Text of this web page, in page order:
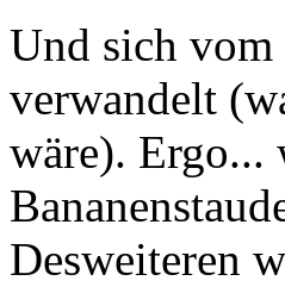
Und sich
verwandelt
wäre). Ergo...
Desweiteren